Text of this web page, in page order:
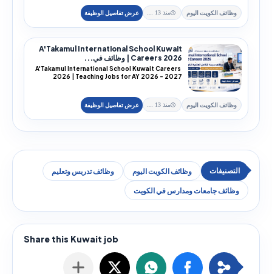
وظائف الكويت اليوم منذ 13 يوم
A'Takamul International School Kuwait
Careers 2026 | وظائف في...
A'Takamul International School Kuwait Careers
2026 | Teaching Jobs for AY 2026 - 2027
وظائف الكويت اليوم منذ 13 يوم
وظائف الكويت اليوم وظائف تدريس وتعليم
وظائف جامعات ومدارس في الكويت